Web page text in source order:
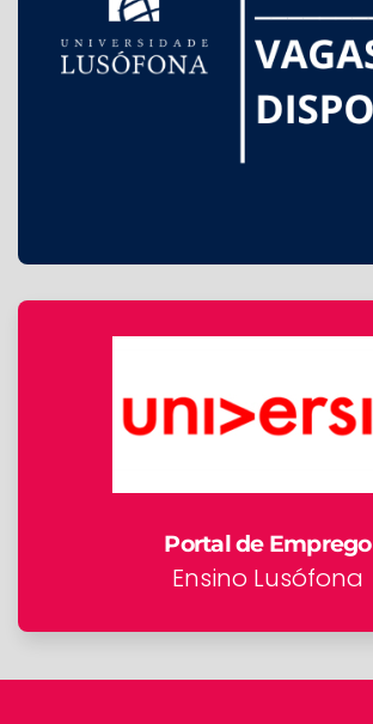
Portal de Emprego
Ensino Lusófona